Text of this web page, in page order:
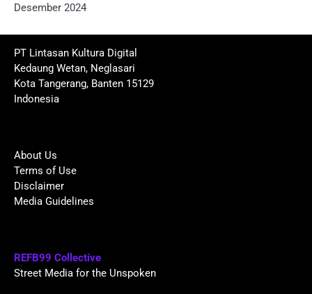
Desember 2024
PT Lintasan Kultura Digital
Kedaung Wetan, Neglasari
Kota Tangerang, Banten 15129
Indonesia
About Us
Terms of Use
Disclaimer
Media Guidelines
REFB99 Collective
Street Media for the Unspoken